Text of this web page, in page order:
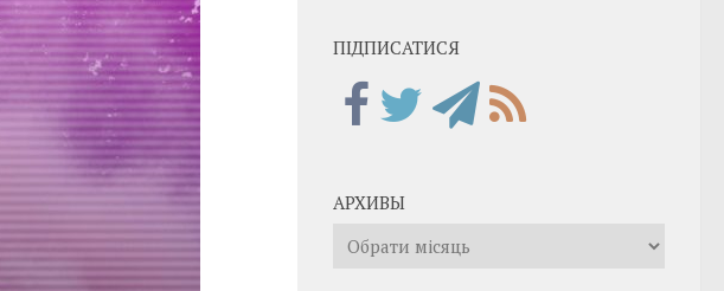
ПІДПИСАТИСЯ
АРХИВЫ
Архивы